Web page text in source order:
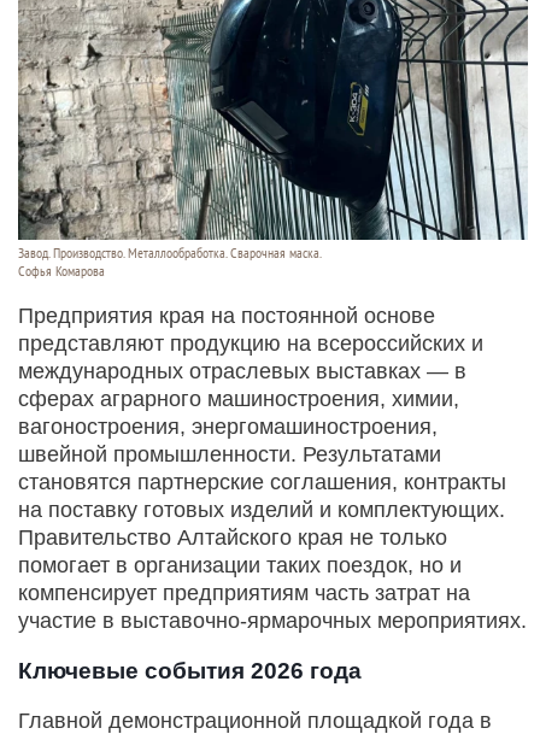
Завод. Производство. Металлообработка. Сварочная маска.
Софья Комарова
Предприятия края на постоянной основе
представляют продукцию на всероссийских и
международных отраслевых выставках — в
сферах аграрного машиностроения, химии,
вагоностроения, энергомашиностроения,
швейной промышленности. Результатами
становятся партнерские соглашения, контракты
на поставку готовых изделий и комплектующих.
Правительство Алтайского края не только
помогает в организации таких поездок, но и
компенсирует предприятиям часть затрат на
участие в выставочно-ярмарочных мероприятиях.
Ключевые события 2026 года
Главной демонстрационной площадкой года в